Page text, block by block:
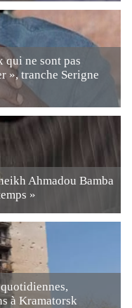
qui ne sont pas
», tranche Serigne
Ahmadou Bamba
»
à Kramatorsk